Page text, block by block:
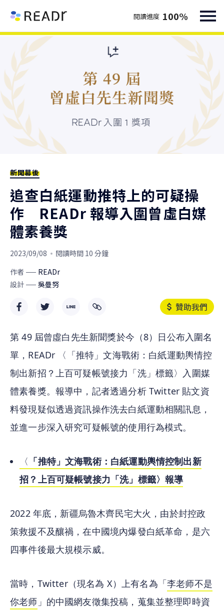
閱讀進度 100%
新聞幕後
追查白紙運動推特上的可疑操
作 READr 報導入圍曾虛白媒
體素養獎
2023/09/08
閱讀時間 10 分鐘
作者
READr
設計
吳曼努
贊助我們
第 49 屆曾虛白先生新聞獎於今（8）日公布入圍名
單，READr 〈「推特」文海戰術：白紙運動輿情控
制出新招？上百可疑帳號接力「洗」標籤〉入圍媒
體素養獎。報導中，記者透過分析 Twitter 貼文資
料發現疑似透過資訊操作洗去白紙運動相關訊息，
並進一步深入研究可疑帳號的使用行為模式。
〈 「推特」文海戰術：白紙運動輿情控制出新
招？上百可疑帳號接力「洗」標籤〉報導
2022 年底，新疆烏魯木齊民宅大火，由於封控政
策救援不及釀禍，在中國境內爆發白紙革命，是六
四事件後最大規模示威。
當時，Twitter（現名為 X）上有名為「李老师不是
你老师 」的中國網友徵集投稿，蒐集並整理即時資